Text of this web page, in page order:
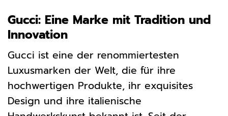
Gucci: Eine Marke mit Tradition und
Innovation
Gucci ist eine der renommiertesten
Luxusmarken der Welt, die für ihre
hochwertigen Produkte, ihr exquisites
Design und ihre italienische